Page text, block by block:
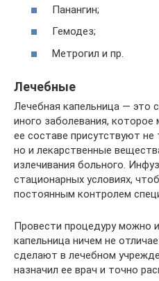
Панангин;
Гемодез;
Метрогил и пр.
Лечебные
Лечебная капельница — это
иного заболевания,
ее составе присутствуют
но и лекарственные
излечивания больного.
стационарных условиях,
постоянным контролем
Провести процедуру можно
капельница ничем не
сделают в лечебном
назначил ее врач и точно